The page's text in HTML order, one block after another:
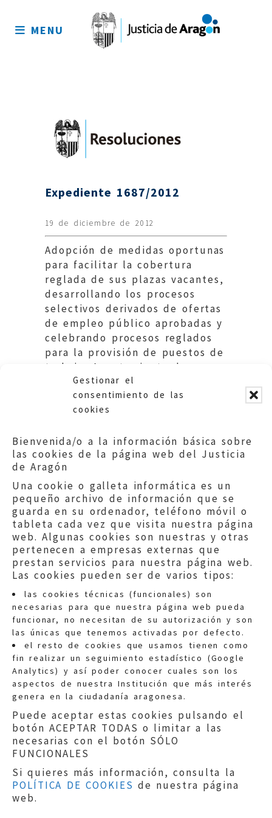
Gestionar el
consentimiento de las
cookies
Bienvenida/o a la información básica sobre
las cookies de la página web del Justicia
de Aragón
Una cookie o galleta informática es un
pequeño archivo de información que se
guarda en su ordenador, teléfono móvil o
tableta cada vez que visita nuestra página
web. Algunas cookies son nuestras y otras
pertenecen a empresas externas que
prestan servicios para nuestra página web.
Las cookies pueden ser de varios tipos:
las cookies técnicas (funcionales) son
necesarias para que nuestra página web pueda
funcionar, no necesitan de su autorización y son
las únicas que tenemos activadas por defecto.
el resto de cookies que usamos tienen como
fin realizar un seguimiento estadístico (Google
Analytics) y así poder conocer cuales son los
aspectos de nuestra Institución que más interés
genera en la ciudadanía aragonesa.
Puede aceptar estas cookies pulsando el
botón ACEPTAR TODAS o limitar a las
necesarias con el botón SÓLO
FUNCIONALES
Si quieres más información, consulta la
POLÍTICA DE COOKIES de nuestra página
web.
sitio
MENU
Expediente 1687/2012
19 de diciembre de 2012
Adopción de medidas oportunas
para facilitar la cobertura
reglada de sus plazas vacantes,
desarrollando los procesos
selectivos derivados de ofertas
de empleo público aprobadas y
celebrando procesos reglados
para la provisión de puestos de
trabajo. Ayuntamiento de
Teruel.
Quejas:quejas@eljusticiadearagon.es
Información general:
informacion@eljusticiadearagon.es
Teléfonos:900 210 210/
Aviso legal|Política de privacidad|
Protección de Datos